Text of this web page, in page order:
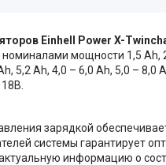
Einhell Power X-
мощности 1,5 Аh,
5,2 Аh, 4,0 – 6,0 Аh, 5,0 –
зарядкой
системы гарантирует
информацию о